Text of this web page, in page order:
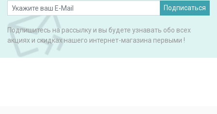
Подписаться
Подпишитесь на рассылку и вы будете узнавать обо всех
акциях и скидках нашего интернет-магазина первыми !